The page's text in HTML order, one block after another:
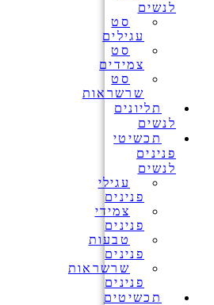
לנשים
סט
עגילים
סט
צמידים
סט
שרשראות
תליונים
לנשים
תכשיטי
פנינים
לנשים
עגילי
פנינים
צמידי
פנינים
טבעות
פנינים
שרשראות
פנינים
תכשיטים